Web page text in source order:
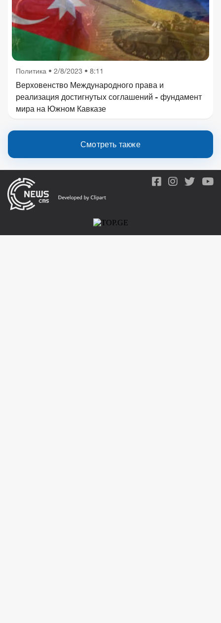
Политика • 2/8/2023 • 8:11
Верховенство Международного права и
реализация достигнутых соглашений - фундамент
мира на Южном Кавказе
Смотреть также